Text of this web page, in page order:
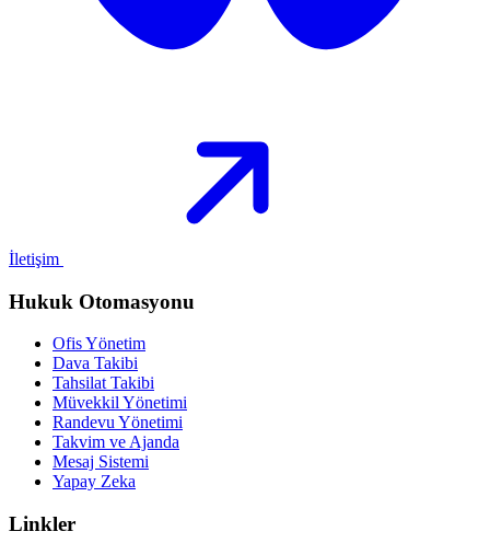
İletişim
Hukuk Otomasyonu
Ofis Yönetim
Dava Takibi
Tahsilat Takibi
Müvekkil Yönetimi
Randevu Yönetimi
Takvim ve Ajanda
Mesaj Sistemi
Yapay Zeka
Linkler